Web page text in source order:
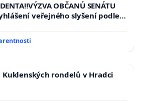
republiky
OBČANŮ SENÁTU
veřejného slyšení podle §
Senátu k návrhu na přijetí
žaloby na prezidenta
Kuklenských rondelů v Hradci